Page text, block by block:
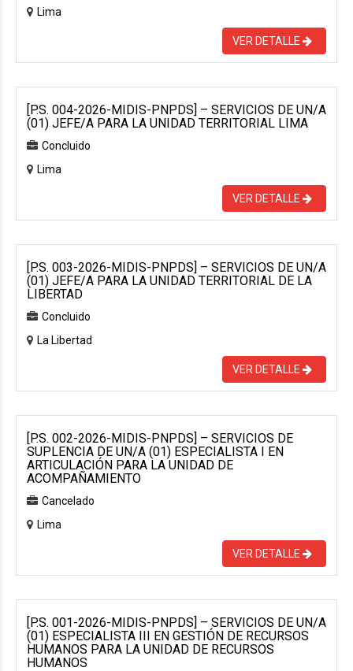
Lima
VER DETALLE
[P.S. 004-2026-MIDIS-PNPDS] – SERVICIOS DE UN/A
(01) JEFE/A PARA LA UNIDAD TERRITORIAL LIMA
Concluido
Lima
VER DETALLE
[P.S. 003-2026-MIDIS-PNPDS] – SERVICIOS DE UN/A
(01) JEFE/A PARA LA UNIDAD TERRITORIAL DE LA
LIBERTAD
Concluido
La Libertad
VER DETALLE
[P.S. 002-2026-MIDIS-PNPDS] – SERVICIOS DE
SUPLENCIA DE UN/A (01) ESPECIALISTA I EN
ARTICULACIÓN PARA LA UNIDAD DE
ACOMPAÑAMIENTO
Cancelado
Lima
VER DETALLE
[P.S. 001-2026-MIDIS-PNPDS] – SERVICIOS DE UN/A
(01) ESPECIALISTA III EN GESTIÓN DE RECURSOS
HUMANOS PARA LA UNIDAD DE RECURSOS
HUMANOS